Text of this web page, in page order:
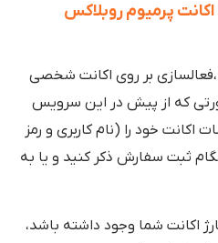
پرمیوم روبلاکس
،فعالسازی بر روی اکانت شخصی
که از پیش در این سرویس
خود را (نام کاربری و رمز
ثبت سفارش ذکر کنید و یا به
اکانت شما وجود داشته باشد،